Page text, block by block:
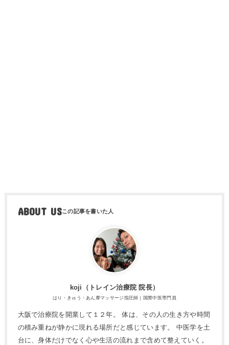
ABOUT US
koji（トレ​イン治療院 院長）
はり・きゅう・あん摩マッサージ指圧師｜国際中医専門員
大阪で治療院を開業して１２年。 体は、その人の生き方や時間
の積み重ねが静かに現れる場所だと感じています。 中医学を土
台に、身体だけでなく心や生活の流れまで含めて整えていく。